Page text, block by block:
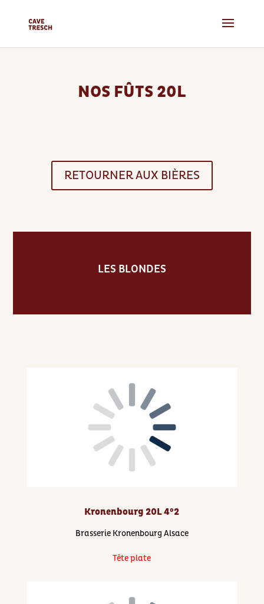
NOS FÛTS 20L
RETOURNER AUX BIÈRES
LES BLONDES
Kronenbourg 20L 4°2
Brasserie Kronenbourg Alsace
Tête plate